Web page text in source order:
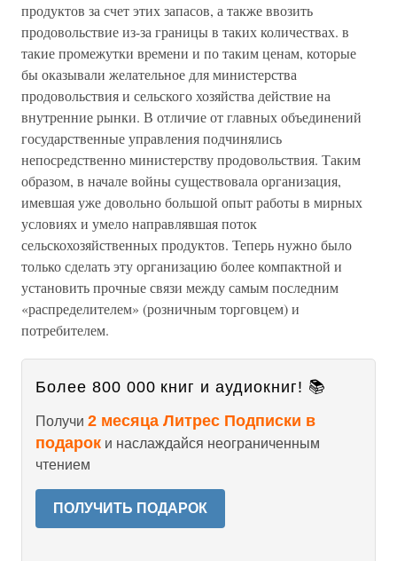
продуктов за счет этих запасов, а также ввозить
продовольствие из-за границы в таких количествах. в
такие промежутки времени и по таким ценам, которые
бы оказывали желательное для министерства
продовольствия и сельского хозяйства действие на
внутренние рынки. В отличие от главных объединений
государственные управления подчинялись
непосредственно министерству продовольствия. Таким
образом, в начале войны существовала организация,
имевшая уже довольно большой опыт работы в мирных
условиях и умело направлявшая поток
сельскохозяйственных продуктов. Теперь нужно было
только сделать эту организацию более компактной и
установить прочные связи между самым последним
«распределителем» (розничным торговцем) и
потребителем.
Более 800 000 книг и аудиокниг! 📚
Получи 2 месяца Литрес Подписки в
подарок и наслаждайся неограниченным
чтением
ПОЛУЧИТЬ ПОДАРОК